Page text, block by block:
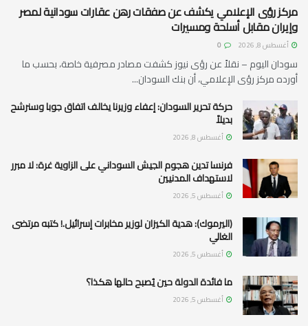
مركز رؤى الإعلامي يكشف عن صفقات رهن عقارات سودانية لمصر
وإيران مقابل أسلحة ومسيرات
أغسطس 8, 2026
سودان اليوم – نقلاً عن رؤى نيوز كشفت مصادر مصرفية خاصة، بحسب ما
أورده مركز رؤى الإعلامي، أن بنك السودان...
حركة تحرير السودان: إعفاء وزيرنا يخالف اتفاق جوبا وسنرشح
بديلاً
أغسطس 8, 2026
فرنسا تدين هجوم الجيش السوداني على الزاوية غرة: لا مبرر
لاستهداف المدنيين
أغسطس 5, 2026
(اليرموك): هدية الكيزان لوزير مخابرات إسرائيل.! كتبه مرتضى
الغالي
أغسطس 5, 2026
ما فائدة الدولة حين يُصبح حالها هكذا؟
أغسطس 5, 2026